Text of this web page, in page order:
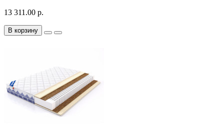
13 311.00 р.
В корзину